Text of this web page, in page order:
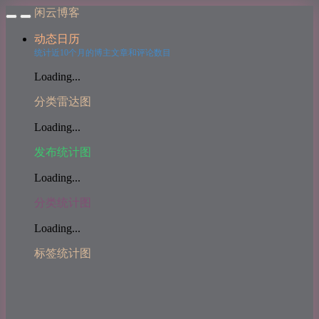
闲云博客
动态日历
统计近10个月的博主文章和评论数目
Loading...
分类雷达图
Loading...
发布统计图
Loading...
分类统计图
Loading...
标签统计图